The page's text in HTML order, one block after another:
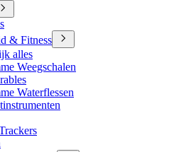
& Fitness
alles
Weegschalen
Waterflessen